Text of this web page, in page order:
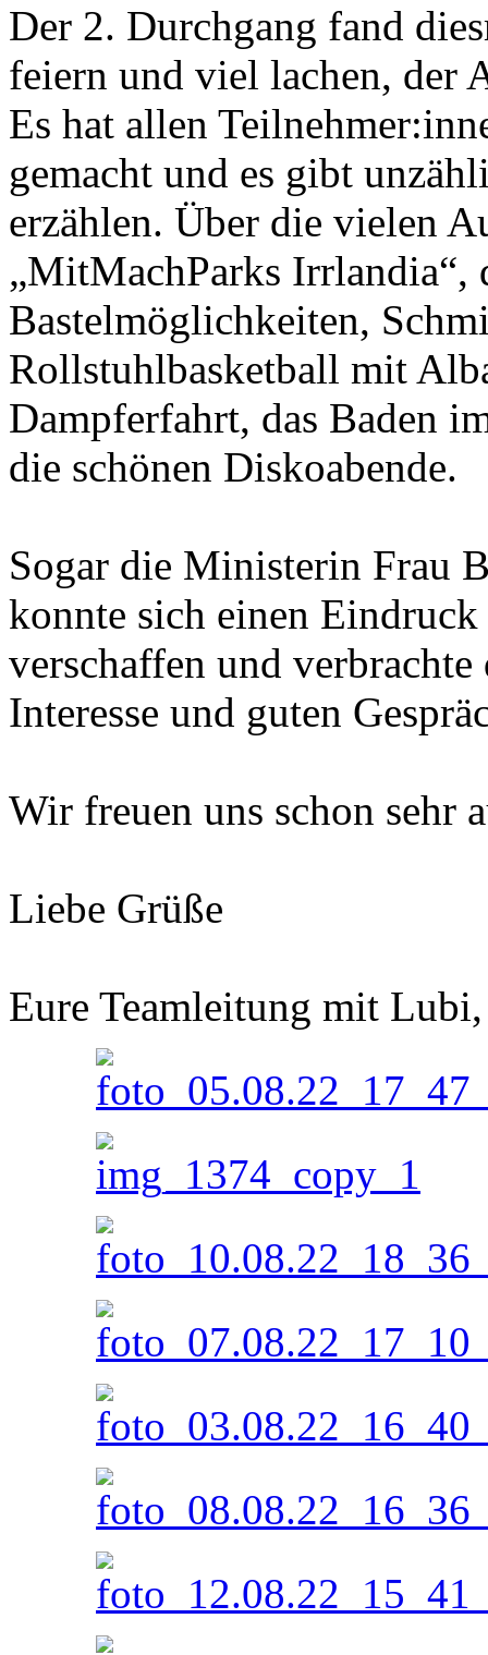
Der 2. Durchgang fand
feiern und viel lachen, der
Es hat allen
gemacht und es gibt
erzählen. Über die vielen
„MitMachParks Irrlandia“,
Bastelmöglichkeiten,
Rollstuhlbasketball mit
Dampferfahrt, das Baden
die schönen Diskoabende.
Sogar die Ministerin Frau
konnte sich einen
verschaffen und
Interesse und guten
Wir freuen uns schon sehr
Liebe Grüße
Eure Teamleitung mit